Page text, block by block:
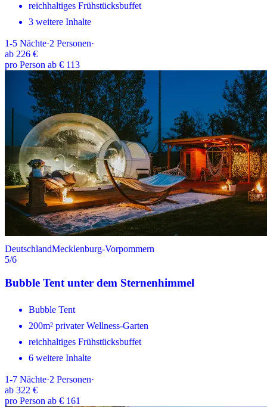
reichhaltiges Frühstücksbuffet
3 weitere Inhalte
1-5 Nächte·2 Personen·
ab 226 €
pro Person ab € 113
DeutschlandMecklenburg-Vorpommern
5/6
Bubble Tent unter dem Sternenhimmel
Bubble Tent
200m² privater Wellness-Garten
reichhaltiges Frühstücksbuffet
6 weitere Inhalte
1-7 Nächte·2 Personen·
ab 322 €
pro Person ab € 161